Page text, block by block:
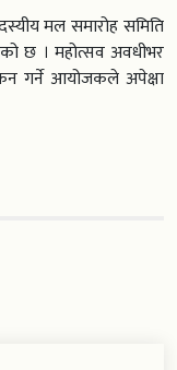
मल समारोह समिति
छ । महोत्सव अवधीभर
गर्ने आयोजकले अपेक्षा